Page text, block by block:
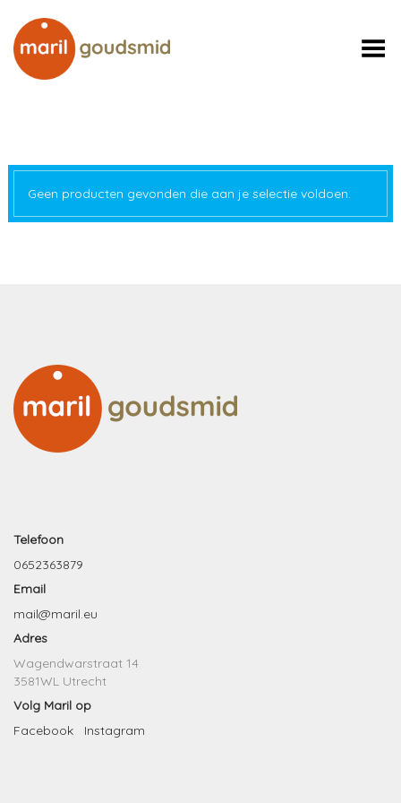
Toggle Menu
Geen producten gevonden die aan je selectie voldoen.
Telefoon
0652363879
Email
mail@maril.eu
Adres
Wagendwarstraat 14
3581WL Utrecht
Volg Maril op
Facebook
Instagram